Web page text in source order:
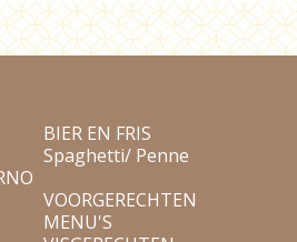
BIER EN FRIS
Spaghetti/ Penne
VOORGERECHTEN
MENU'S